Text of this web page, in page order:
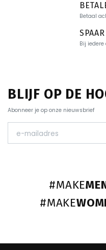
Betaal
Bij
BLIJF OP DE
Abonneer je op onze nieuwsbrief
#MAKE
#MAKE